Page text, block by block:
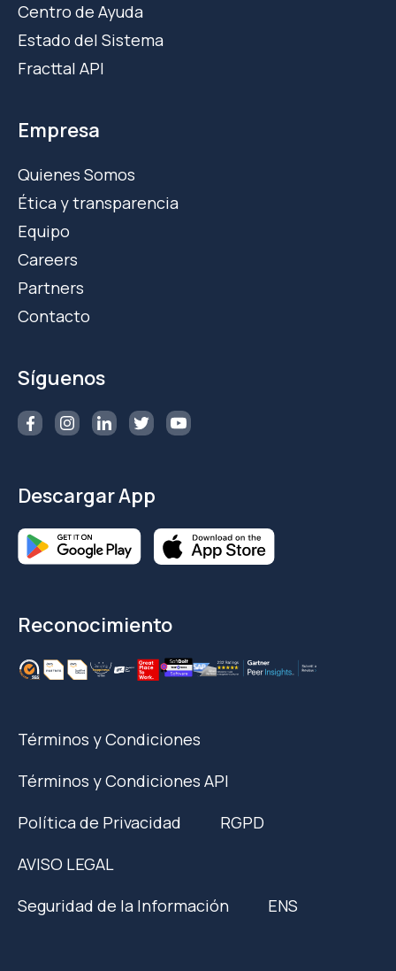
Centro de Ayuda
Estado del Sistema
Fracttal API
Empresa
Quienes Somos
Ética y transparencia
Equipo
Careers
Partners
Contacto
Síguenos
Descargar App
Reconocimiento
Términos y Condiciones
Términos y Condiciones API
Política de Privacidad
RGPD
AVISO LEGAL
Seguridad de la Información
ENS